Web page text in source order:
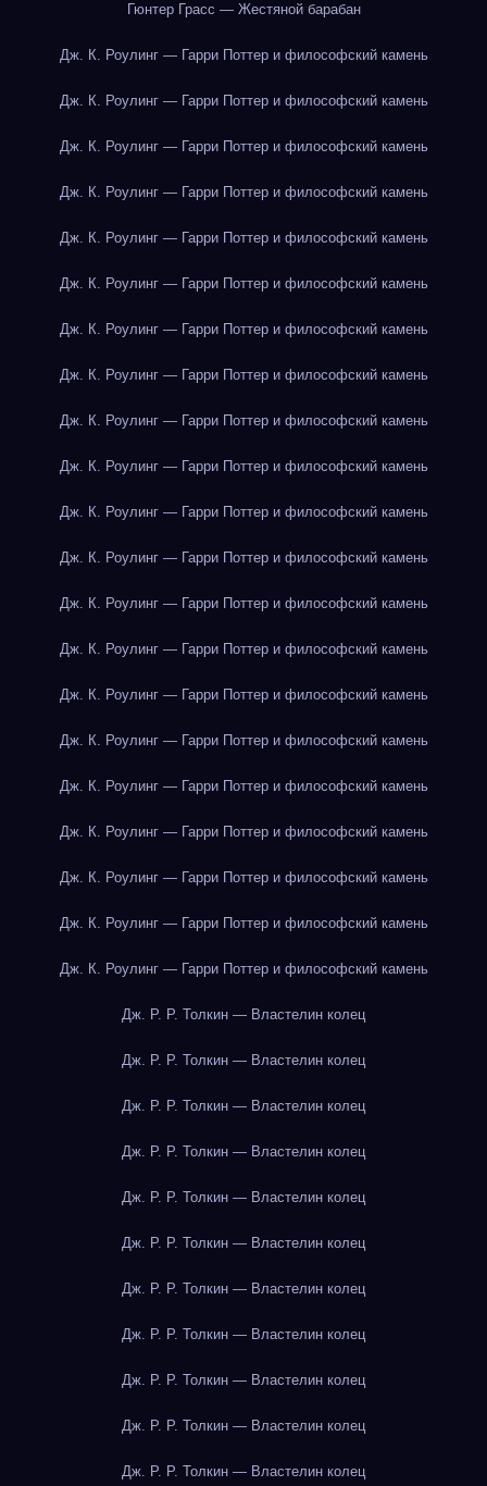
Гюнтер Грасс — Жестяной барабан
Дж. К. Роулинг — Гарри Поттер и философский камень
Дж. К. Роулинг — Гарри Поттер и философский камень
Дж. К. Роулинг — Гарри Поттер и философский камень
Дж. К. Роулинг — Гарри Поттер и философский камень
Дж. К. Роулинг — Гарри Поттер и философский камень
Дж. К. Роулинг — Гарри Поттер и философский камень
Дж. К. Роулинг — Гарри Поттер и философский камень
Дж. К. Роулинг — Гарри Поттер и философский камень
Дж. К. Роулинг — Гарри Поттер и философский камень
Дж. К. Роулинг — Гарри Поттер и философский камень
Дж. К. Роулинг — Гарри Поттер и философский камень
Дж. К. Роулинг — Гарри Поттер и философский камень
Дж. К. Роулинг — Гарри Поттер и философский камень
Дж. К. Роулинг — Гарри Поттер и философский камень
Дж. К. Роулинг — Гарри Поттер и философский камень
Дж. К. Роулинг — Гарри Поттер и философский камень
Дж. К. Роулинг — Гарри Поттер и философский камень
Дж. К. Роулинг — Гарри Поттер и философский камень
Дж. К. Роулинг — Гарри Поттер и философский камень
Дж. К. Роулинг — Гарри Поттер и философский камень
Дж. К. Роулинг — Гарри Поттер и философский камень
Дж. Р. Р. Толкин — Властелин колец
Дж. Р. Р. Толкин — Властелин колец
Дж. Р. Р. Толкин — Властелин колец
Дж. Р. Р. Толкин — Властелин колец
Дж. Р. Р. Толкин — Властелин колец
Дж. Р. Р. Толкин — Властелин колец
Дж. Р. Р. Толкин — Властелин колец
Дж. Р. Р. Толкин — Властелин колец
Дж. Р. Р. Толкин — Властелин колец
Дж. Р. Р. Толкин — Властелин колец
Дж. Р. Р. Толкин — Властелин колец